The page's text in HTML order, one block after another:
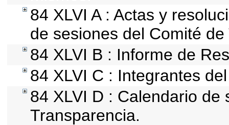
84 XLVI A : Actas y
de sesiones del Comité
84 XLVI B : Informe de
84 XLVI C : Integrantes
84 XLVI D : Calendario
Transparencia.